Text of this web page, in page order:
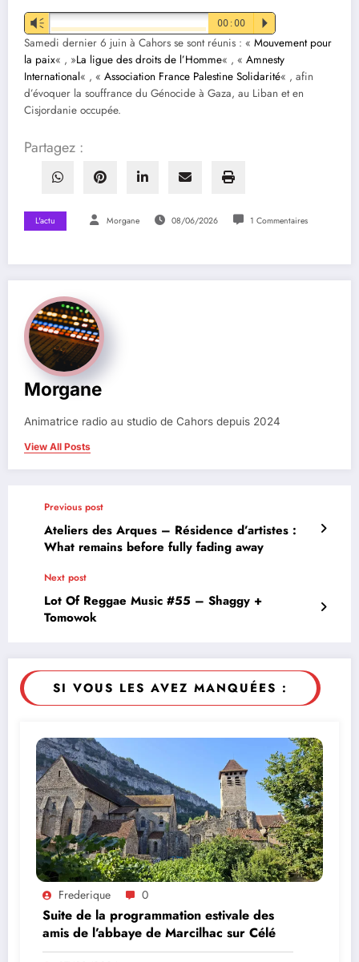
Vm 00:00 P
Samedi dernier 6 juin à Cahors se sont réunis : « Mouvement pour
la paix« , »La ligue des droits de l’Homme« , « Amnesty
International« , « Association France Palestine Solidarité« , afin
d’évoquer la souffrance du Génocide à Gaza, au Liban et en
Cisjordanie occupée.
Partagez :
L'actu Morgane 08/06/2026 1 Commentaires
Morgane
Animatrice radio au studio de Cahors depuis 2024
View All Posts
Previous post
Ateliers des Arques – Résidence d’artistes :
What remains before fully fading away
Next post
Lot Of Reggae Music #55 – Shaggy +
Tomowok
SI VOUS LES AVEZ MANQUÉES :
Frederique 0
Suite de la programmation estivale des
amis de l’abbaye de Marcilhac sur Célé